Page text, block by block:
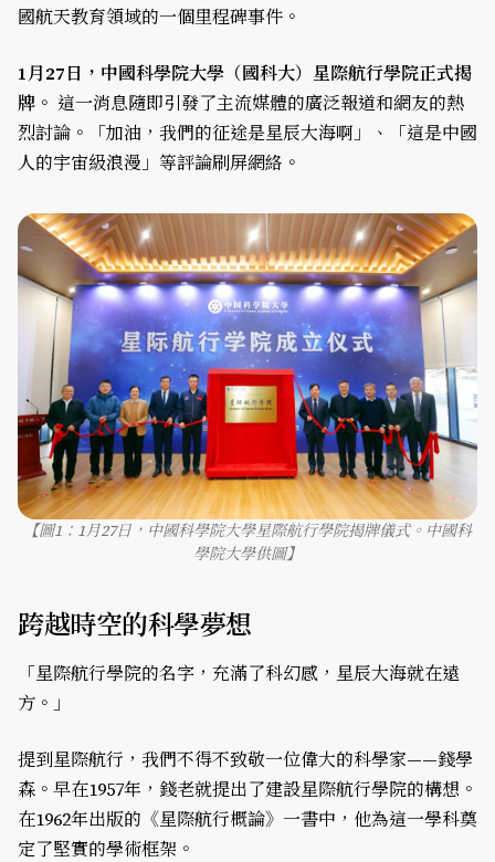
國航天教育領域的一個里程碑事件。
1月27日，中國科學院大學（國科大）星際航行學院正式揭
牌。 這一消息隨即引發了主流媒體的廣泛報道和網友的熱
烈討論。「加油，我們的征途是星辰大海啊」、「這是中國
人的宇宙級浪漫」等評論刷屏網絡。
【圖1：1月27日，中國科學院大學星際航行學院揭牌儀式。中國科
學院大學供圖】
跨越時空的科學夢想
「星際航行學院的名字，充滿了科幻感，星辰大海就在遠
方。」
提到星際航行，我們不得不致敬一位偉大的科學家——錢學
森。早在1957年，錢老就提出了建設星際航行學院的構想。
在1962年出版的《星際航行概論》一書中，他為這一學科奠
定了堅實的學術框架。